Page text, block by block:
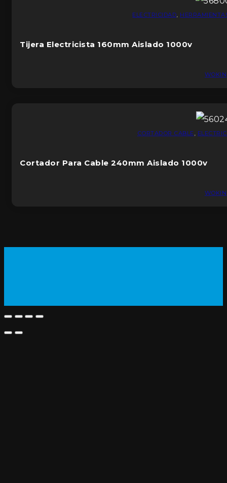
ELECTRICIDAD,
Tijera Electricista 160mm Aislado 1000v
WOKIN
CORTADOR CABLE
Cortador Para Cable 240mm Aislado 1000v
WOKIN